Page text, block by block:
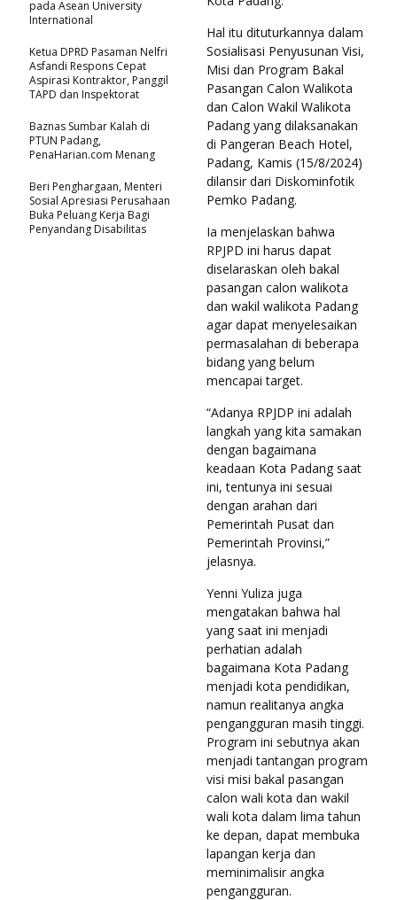
Hal itu dituturkannya dalam
Sosialisasi Penyusunan Visi,
Misi dan Program Bakal
Pasangan Calon Walikota
dan Calon Wakil Walikota
Padang yang dilaksanakan
di Pangeran Beach Hotel,
Padang, Kamis (15/8/2024)
dilansir dari Diskominfotik
Pemko Padang.
Ia menjelaskan bahwa
RPJPD ini harus dapat
diselaraskan oleh bakal
pasangan calon walikota
dan wakil walikota Padang
agar dapat menyelesaikan
permasalahan di beberapa
bidang yang belum
mencapai target.
“Adanya RPJDP ini adalah
langkah yang kita samakan
dengan bagaimana
keadaan Kota Padang saat
ini, tentunya ini sesuai
dengan arahan dari
Pemerintah Pusat dan
Pemerintah Provinsi,”
jelasnya.
Yenni Yuliza juga
mengatakan bahwa hal
yang saat ini menjadi
perhatian adalah
bagaimana Kota Padang
menjadi kota pendidikan,
namun realitanya angka
pengangguran masih tinggi.
Program ini sebutnya akan
menjadi tantangan program
visi misi bakal pasangan
calon wali kota dan wakil
wali kota dalam lima tahun
ke depan, dapat membuka
lapangan kerja dan
meminimalisir angka
pengangguran.
pada Asean University
International
Ketua DPRD Pasaman Nelfri
Asfandi Respons Cepat
Aspirasi Kontraktor, Panggil
TAPD dan Inspektorat
Baznas Sumbar Kalah di
PTUN Padang,
PenaHarian.com Menang
Beri Penghargaan, Menteri
Sosial Apresiasi Perusahaan
Buka Peluang Kerja Bagi
Penyandang Disabilitas